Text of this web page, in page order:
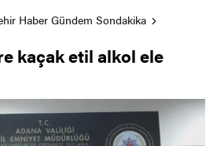
Haber Gündem Sondakika
kaçak etil alkol ele